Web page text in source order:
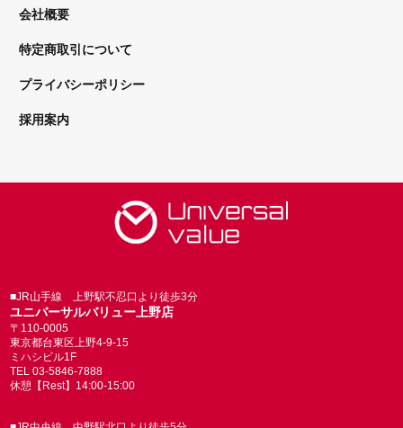
会社概要
特定商取引について
プライバシーポリシー
採用案内
■JR山手線 上野駅不忍口より徒歩3分
ユニバーサルバリュー上野店
〒110-0005
東京都台東区上野4-9-15
ミハシビル1F
TEL 03-5846-7888
休憩【Rest】14:00-15:00